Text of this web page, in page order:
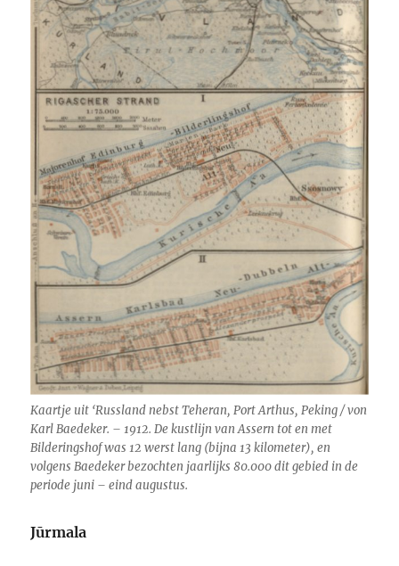
Kaartje uit ‘Russland nebst Teheran, Port Arthus, Peking / von
Karl Baedeker. – 1912. De kustlijn van Assern tot en met
Bilderingshof was 12 werst lang (bijna 13 kilometer), en
volgens Baedeker bezochten jaarlijks 80.000 dit gebied in de
periode juni – eind augustus.
Jūrmala